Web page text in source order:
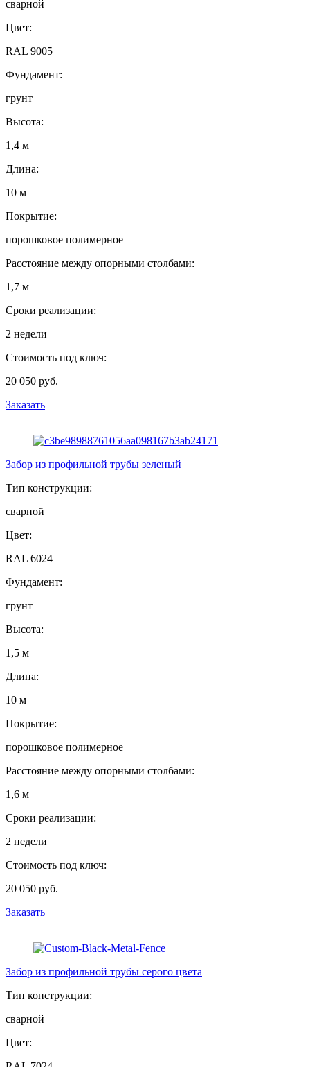
сварной
Цвет:
RAL 9005
Фундамент:
грунт
Высота:
1,4 м
Длина:
10 м
Покрытие:
порошковое полимерное
Расстояние между опорными столбами:
1,7 м
Сроки реализации:
2 недели
Стоимость под ключ:
20 050 руб.
Заказать
Забор из профильной трубы зеленый
Тип конструкции:
сварной
Цвет:
RAL 6024
Фундамент:
грунт
Высота:
1,5 м
Длина:
10 м
Покрытие:
порошковое полимерное
Расстояние между опорными столбами:
1,6 м
Сроки реализации:
2 недели
Стоимость под ключ:
20 050 руб.
Заказать
Забор из профильной трубы серого цвета
Тип конструкции:
сварной
Цвет: